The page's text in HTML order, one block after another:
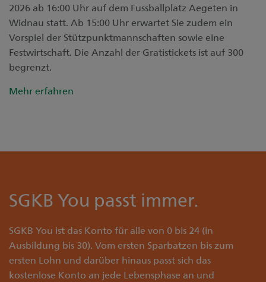
2026 ab 16:00 Uhr auf dem Fussballplatz Aegeten in
Widnau statt. Ab 15:00 Uhr erwartet Sie zudem ein
Vorspiel der Stützpunktmannschaften sowie eine
Festwirtschaft. Die Anzahl der Gratistickets ist auf 300
begrenzt.
Mehr erfahren
SGKB You passt immer.
SGKB You ist das Konto für alle von 0 bis 24 (in
Ausbildung bis 30). Vom ersten Sparbatzen bis zum
ersten Lohn und darüber hinaus passt sich das
kostenlose Konto an jede Lebensphase an und